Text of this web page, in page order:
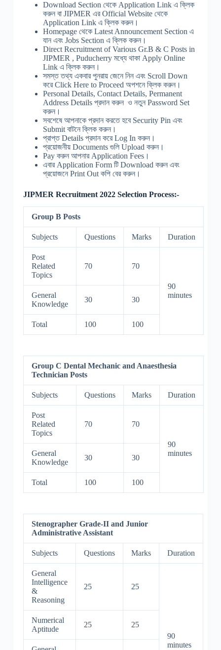
Download Section থেকে Application Link এ ক্লিক
করুন বা JIPMER এর Official Website থেকে
Application Link এ ক্লিক করুন।
Homepage থেকে Latest Announcement Section এ
যান এবং Jobs Section এ ক্লিক করুন।
Direct Recruitment of Various Gr.B & C Posts in
JIPMER , Puducherry মধ্যে থাকা Apply Online
Link এ ক্লিক করুন।
সমস্ত তথ্য একবার পুনরায় জেনে নিন এবং Scroll Down
করে Click Here to Proceed অপশনে ক্লিক করুন।
Personal Details, Contact Details, Permanent
Address Details প্রদান করুন ও নতুন Password Set
করুন।
সবশেষে আপনাকে প্রদান করতে হবে Security Pin এবং
Submit বাটনে ক্লিক করুন।
প্রাপ্ত Details প্রদান করে Log In করুন।
প্রয়োজনীয় Documents গুলি Upload করুন।
Pay করুন আপনার Application Fees।
এবার Application Form টি Download করুন এবং
প্রয়োজনে Print Out কপি বের করুন।
JIPMER Recruitment 2022 Selection Process:-
Group B Posts
Subjects Questions Marks Duration
Post
Related
Topics
70 70
90
minutes
General
Knowledge
30 30
Total 100 100
Group C Dental Mechanic and Anaesthesia
Technician Posts
Subjects Questions Marks Duration
Post
Related
Topics
70 70
90
minutes
General
Knowledge
30 30
Total 100 100
Stenographer Grade-II and Junior
Administrative Assistant
Subjects Questions Marks Duration
General
Intelligence
&
Reasoning
25 25
90
minutes
Numerical
Aptitude
25 25